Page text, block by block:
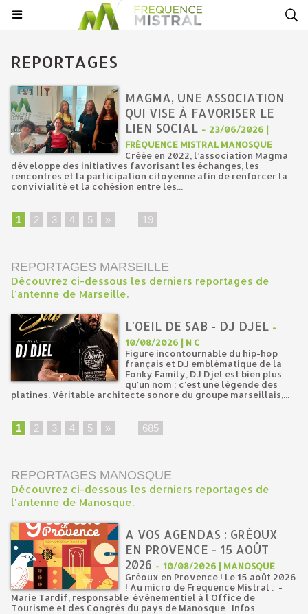
REPORTAGES
MAGMA, UNE ASSOCIATION
QUI VISE À FAVORISER LE
LIEN SOCIAL - 23/06/2026 |
FRÉQUENCE MISTRAL MANOSQUE
Créée en 2022, l’association Magma
développe des initiatives favorisant les échanges, les
rencontres et la participation citoyenne afin de renforcer la
convivialité et la cohésion entre les...
1 2 3 4 5 » 19
REPORTAGES MARSEILLE
Découvrez ci-dessous les derniers reportages de
l'antenne de Marseille.
L'OEIL DE SAB - DJ DJEL -
10/08/2026 | N C
Figure incontournable du hip-hop
français et DJ emblématique de la
Fonky Family, DJ Djel est bien plus
qu'un nom : c'est une légende des
platines. Véritable architecte sonore du groupe marseillais,...
1 2 3 4 5 » 685
REPORTAGES MANOSQUE
Découvrez ci-dessous les derniers reportages de
l'antenne de Manosque.
A VOS AGENDAS : GRÉOUX
EN PROVENCE - 15 AOÛT
2026 - 10/08/2026 | MANOSQUE
Gréoux en Provence ! Le 15 août 2026
! Au micro de Fréquence Mistral : -
Marie Tardif, responsable événementiel à l'Office de
Tourisme et des Congrés du pays de Manosque Infos...